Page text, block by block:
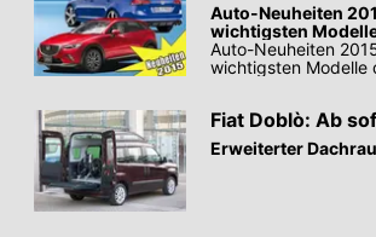
Auto-Neuheiten
wichtigsten
Auto-Neuheiten
wichtigsten Modelle
Fiat Doblò: Ab
Erweiterter